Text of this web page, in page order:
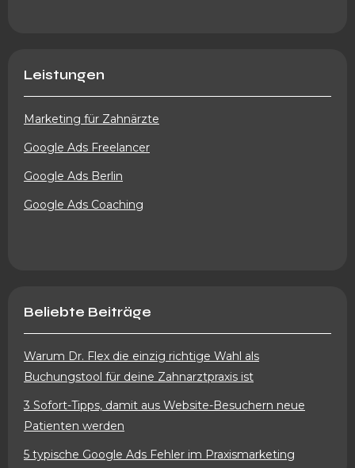
Leistungen
Marketing für Zahnärzte
Google Ads Freelancer
Google Ads Berlin
Google Ads Coaching
Beliebte Beiträge
Warum Dr. Flex die einzig richtige Wahl als
Buchungstool für deine Zahnarztpraxis ist
3 Sofort-Tipps, damit aus Website-Besuchern neue
Patienten werden
5 typische Google Ads Fehler im Praxismarketing